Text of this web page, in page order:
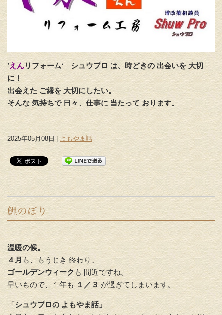
’えんリフォーム‘ シュウプロ は、時どきの 出会いを 大切
に！
出会えた ご縁を 大切にしたい。
そんな 気持ちで 日々、仕事に 当たって おります。
2025年05月08日 | よもやま話
鯉のぼり
温暖の候。
４月 も、もうじき 終わり。
ゴールデンウィーク も 間近ですね。
早いもので、１年も １／３ が過ぎてしまいます。
「シュウプロの よもやま話」